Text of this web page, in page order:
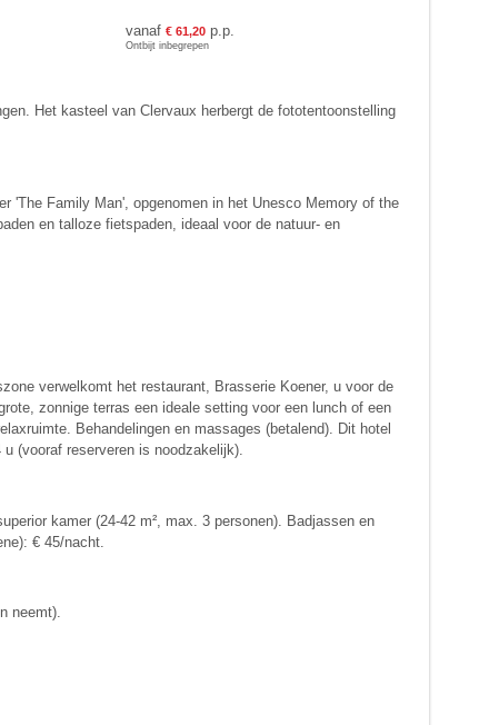
vanaf€ 61,20 p.p.
Ontbijt inbegrepen
Het kasteel van Clervaux herbergt de fototentoonstelling
'The Family Man', opgenomen in het Unesco Memory of the
en talloze fietspaden, ideaal voor de natuur- en
verwelkomt het restaurant, Brasserie Koener, u voor de
zonnige terras een ideale setting voor een lunch of een
Behandelingen en massages (betalend). Dit hotel
(vooraf reserveren is noodzakelijk).
kamer (24-42 m², max. 3 personen). Badjassen en
€ 45/nacht.
neemt).